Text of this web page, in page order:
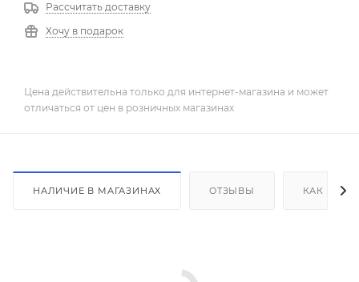
Рассчитать доставку
Хочу в подарок
Цена действительна только для интернет-магазина и может
отличаться от цен в розничных магазинах
НАЛИЧИЕ В МАГАЗИНАХ ОТЗЫВЫ КАК